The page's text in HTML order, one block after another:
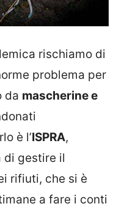
rischiamo di
problema per
da mascherine e
è l’ISPRA,
di gestire il
rifiuti, che si è
a fare i conti